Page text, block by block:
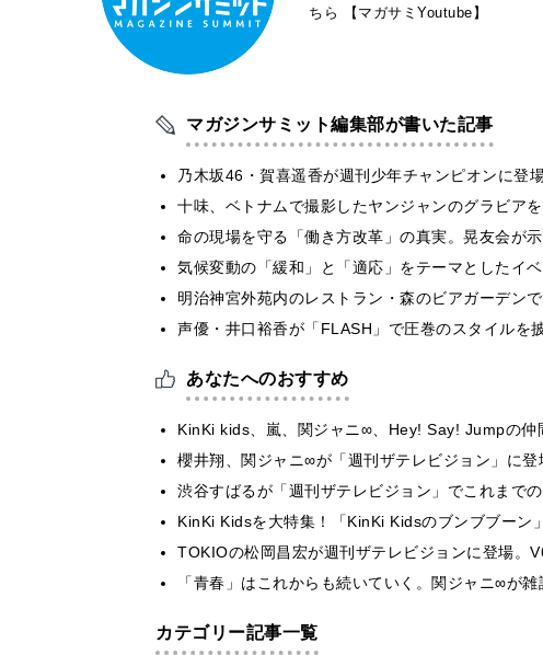
ちら
【マガサミYoutube】
マガジンサミット編集部が書いた記事
乃木坂46・賀喜遥香が週刊少年チャンピオンに登
十味、ベトナムで撮影したヤンジャンのグラビア
命の現場を守る「働き方改革」の真実。晃友会が
気候変動の「緩和」と「適応」をテーマとしたイ
明治神宮外苑内のレストラン・森のビアガーデン
声優・井口裕香が「FLASH」で圧巻のスタイルを
あなたへのおすすめ
KinKi kids、嵐、関ジャニ∞、Hey! Say! Jumpの仲
櫻井翔、関ジャニ∞が「週刊ザテレビジョン」に登
渋谷すばるが「週刊ザテレビジョン」でこれまで
KinKi Kidsを大特集！「KinKi Kidsのブンブブーン
TOKIOの松岡昌宏が週刊ザテレビジョンに登場。
「青春」はこれからも続いていく。関ジャニ∞が
カテゴリー記事一覧